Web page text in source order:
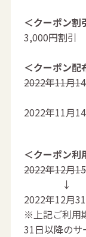
＜クーポン割
3,000円割引
＜クーポン配
2022年11月
2022年11月
＜クーポン利
2022年12月
↓
2022年12月
※上記ご利用
31日以降のサ